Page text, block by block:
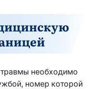
травмы необходимо
номер которой